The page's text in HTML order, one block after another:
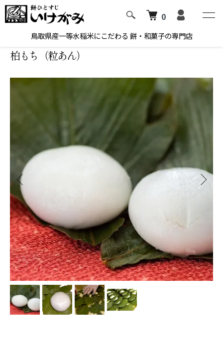
0
鳥取県産一等水稲米にこだわる 餅・和菓子の専門店
季節の和菓子
柏もち（粒あん）